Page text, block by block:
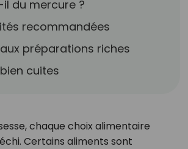
il du mercure ?
recommandées
préparations riches
cuites
chaque choix alimentaire
Certains aliments sont